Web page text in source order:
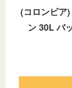
(コロンビア
ン 30L バ